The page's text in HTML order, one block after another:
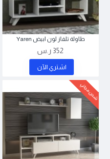
طاولة تلفاز لون ابيض Yaren
352 ر.س
اشتري اﻵن
شحن مجاني